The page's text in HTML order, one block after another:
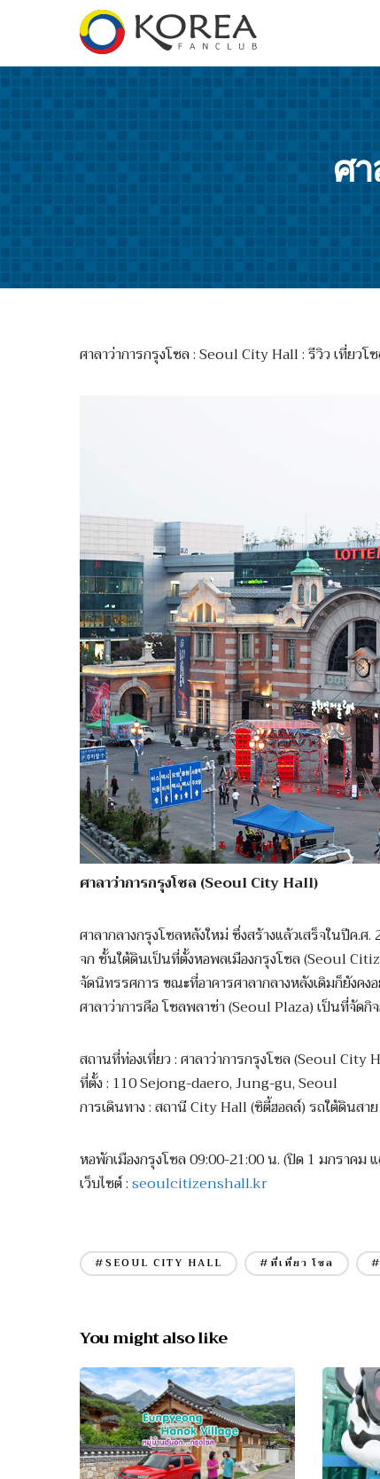
ศ
ศาลาว่าการกรุงโซล : Seoul City Hall : รีวิว เที่ยวโ
ศาลาว่าการกรุงโซล (Seoul City Hall)
ศาลากลางกรุงโซลหลังใหม่ ซึ่งสร้างแล้วเสร็จในปีค
จก ชั้นใต้ดินเป็นที่ตั้งหอพลเมืองกรุงโซล (Seoul
จัดนิทรรศการ ขณะที่อาคารศาลากลางหลังเดิมก็ยังค
ศาลาว่าการคือ โซลพลาซ่า (Seoul Plaza) เป็นที่จัด
สถานที่ท่องเที่ยว : ศาลาว่าการกรุงโซล (Seoul City
ที่ตั้ง : 110 Sejong-daero, Jung-gu, Seoul
การเดินทาง : สถานี City Hall (ซิตี้ฮอลล์) รถใต้ดินสา
หอพักเมืองกรุงโซล 09:00-21:00 น. (ปิด 1 มกราคม
เว็บไซต์ :seoulcitizenshall.kr
#SEOUL CITY HALL #ที่เที่ยว โซล
You might also like